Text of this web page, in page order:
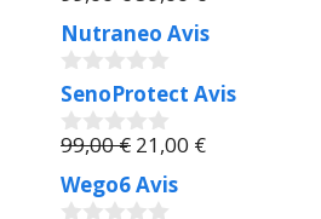
u
r
prix
initial
était :
99,00 €.
est :
Nutraneo Avis
0
s
u
r
SenoProtect Avis
0
u
r
99,00€ Le
prix
initial
21,00 €Le
Wego6 Avis